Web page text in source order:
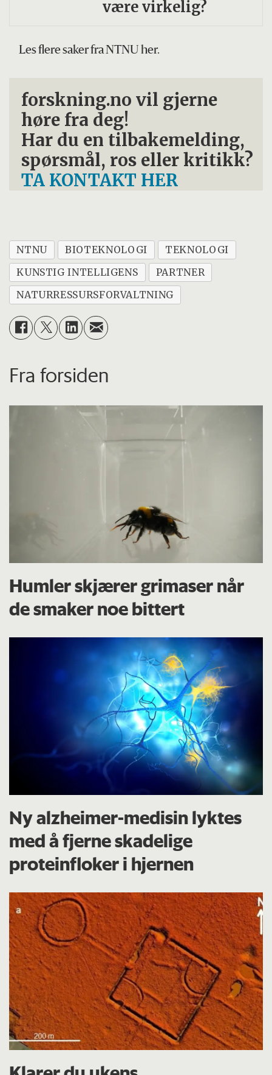
være virkelig?
Les flere saker fra NTNU her.
forskning.no vil gjerne
høre fra deg!
Har du en tilbakemelding,
spørsmål, ros eller kritikk?
TA KONTAKT HER
NTNU BIOTEKNOLOGI
TEKNOLOGI
KUNSTIG INTELLIGENS
PARTNER
NATURRESSURSFORVALTNING
Fra forsiden
Humler skjærer grimaser når
de smaker noe bittert
Ny alzheimer-medisin lyktes
med å fjerne skadelige
proteinfloker i hjernen